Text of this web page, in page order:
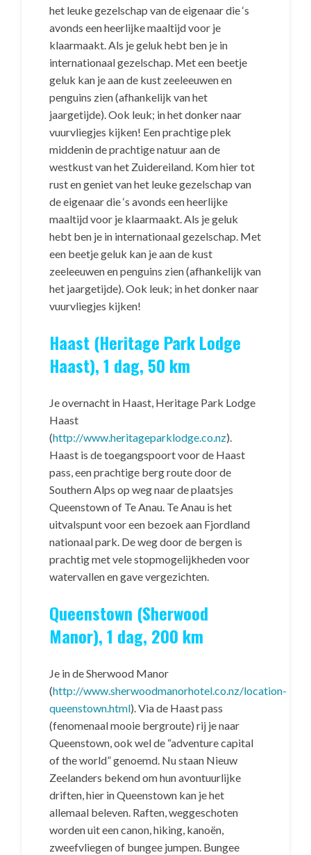
het leuke gezelschap van de eigenaar die ‘s
avonds een heerlijke maaltijd voor je
klaarmaakt. Als je geluk hebt ben je in
internationaal gezelschap. Met een beetje
geluk kan je aan de kust zeeleeuwen en
penguins zien (afhankelijk van het
jaargetijde). Ook leuk; in het donker naar
vuurvliegjes kijken! Een prachtige plek
middenin de prachtige natuur aan de
westkust van het Zuidereiland. Kom hier tot
rust en geniet van het leuke gezelschap van
de eigenaar die ‘s avonds een heerlijke
maaltijd voor je klaarmaakt. Als je geluk
hebt ben je in internationaal gezelschap. Met
een beetje geluk kan je aan de kust
zeeleeuwen en penguins zien (afhankelijk van
het jaargetijde). Ook leuk; in het donker naar
vuurvliegjes kijken!
Haast (Heritage Park Lodge
Haast), 1 dag, 50 km
Je overnacht in Haast, Heritage Park Lodge
Haast
(http://www.heritageparklodge.co.nz).
Haast is de toegangspoort voor de Haast
pass, een prachtige berg route door de
Southern Alps op weg naar de plaatsjes
Queenstown of Te Anau. Te Anau is het
uitvalspunt voor een bezoek aan Fjordland
nationaal park. De weg door de bergen is
prachtig met vele stopmogelijkheden voor
watervallen en gave vergezichten.
Queenstown (Sherwood
Manor), 1 dag, 200 km
Je in de Sherwood Manor
(http://www.sherwoodmanorhotel.co.nz/location-
queenstown.html). Via de Haast pass
(fenomenaal mooie bergroute) rij je naar
Queenstown, ook wel de “adventure capital
of the world” genoemd. Nu staan Nieuw
Zeelanders bekend om hun avontuurlijke
driften, hier in Queenstown kan je het
allemaal beleven. Raften, weggeschoten
worden uit een canon, hiking, kanoën,
zweefvliegen of bungee jumpen. Bungee